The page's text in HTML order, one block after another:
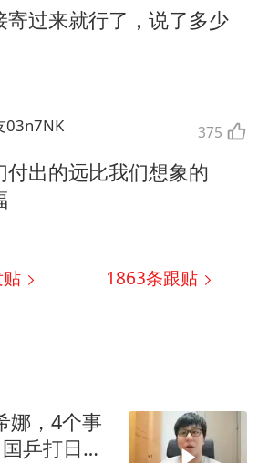
寄过来就行了，说了多少
03n7NK 375
付出的远比我们想象的
1863条跟贴
娜，4个事
乒打日本